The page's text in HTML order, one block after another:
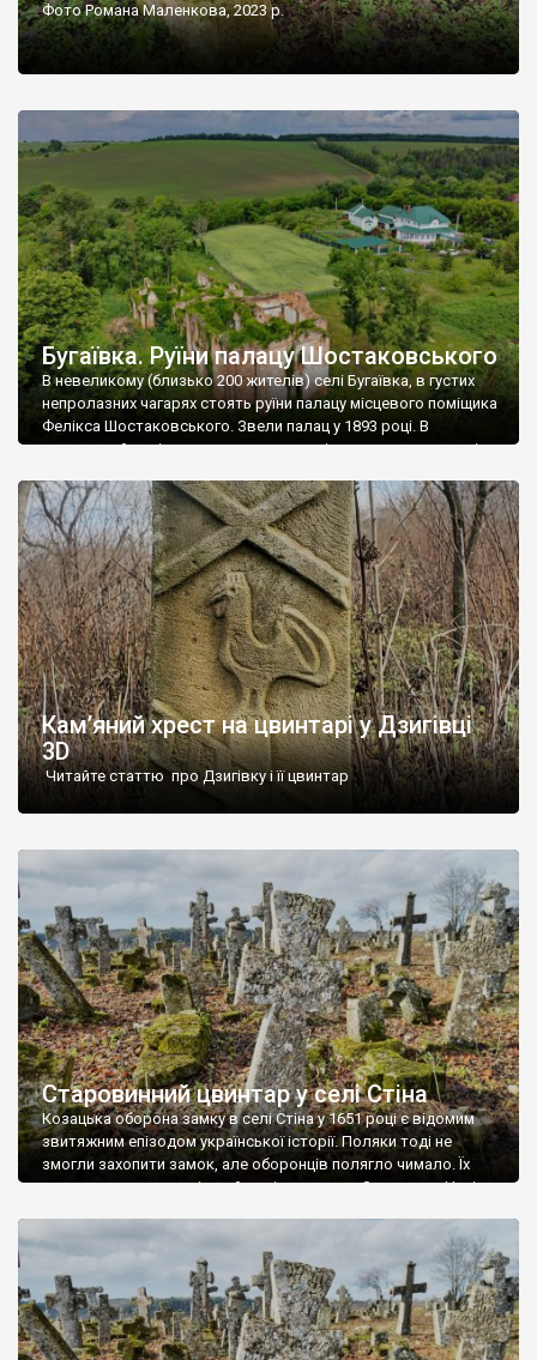
Фото Романа Маленкова, 2023 р.
Бугаївка. Руїни палацу Шостаковського
В невеликому (близько 200 жителів) селі Бугаївка, в густих
непролазних чагарях стоять руїни палацу місцевого поміщика
Фелікса Шостаковського. Звели палац у 1893 році. В
радянський період у ньому спочатку містилася школа, потім
століття тут розмістили туберкульозну лікарню. Коли із
палацу виїхала лікарня – ми точно не […]
Кам’яний хрест на цвинтарі у Дзигівці
3D
Читайте статтю про Дзигівку і її цвинтар
Старовинний цвинтар у селі Стіна
Козацька оборона замку в селі Стіна у 1651 році є відомим
звитяжним епізодом української історії. Поляки тоді не
змогли захопити замок, але оборонців полягло чимало. Їх
поховали на цвинтарі, який тоді називався Замковим. Нині на
ньому чимало хрестів 19 століття, є такі, де епітафії стер […]